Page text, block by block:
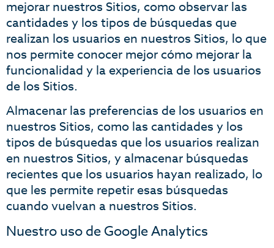
mejorar nuestros Sitios, como observar las
cantidades y los tipos de búsquedas que
realizan los usuarios en nuestros Sitios, lo que
nos permite conocer mejor cómo mejorar la
funcionalidad y la experiencia de los usuarios
de los Sitios.
Almacenar las preferencias de los usuarios en
nuestros Sitios, como las cantidades y los
tipos de búsquedas que los usuarios realizan
en nuestros Sitios, y almacenar búsquedas
recientes que los usuarios hayan realizado, lo
que les permite repetir esas búsquedas
cuando vuelvan a nuestros Sitios.
Nuestro uso de Google Analytics